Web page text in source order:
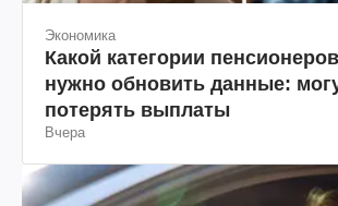
Экономика
Какой категории
нужно обновить данные:
потерять выплаты
Вчера